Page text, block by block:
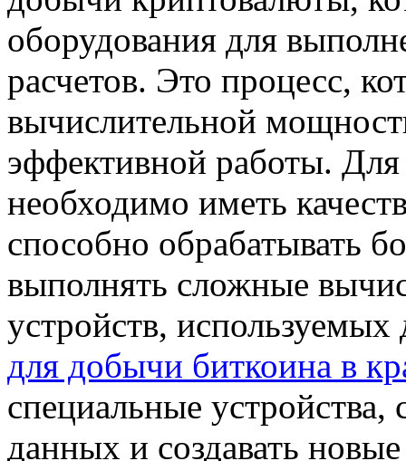
оборудования для
расчетов. Это процесс,
вычислительной
эффективной работы.
необходимо иметь
способно обрабатывать
выполнять сложные
устройств,
для добычи биткоина в
специальные
данных и создавать